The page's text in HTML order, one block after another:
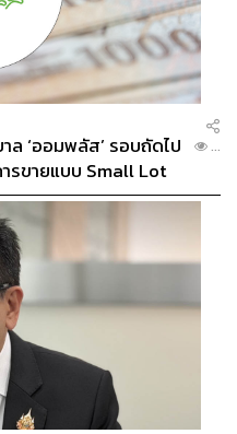
‘ออมพลัส’ รอบถัดไป
รขายแบบ Small Lot
...